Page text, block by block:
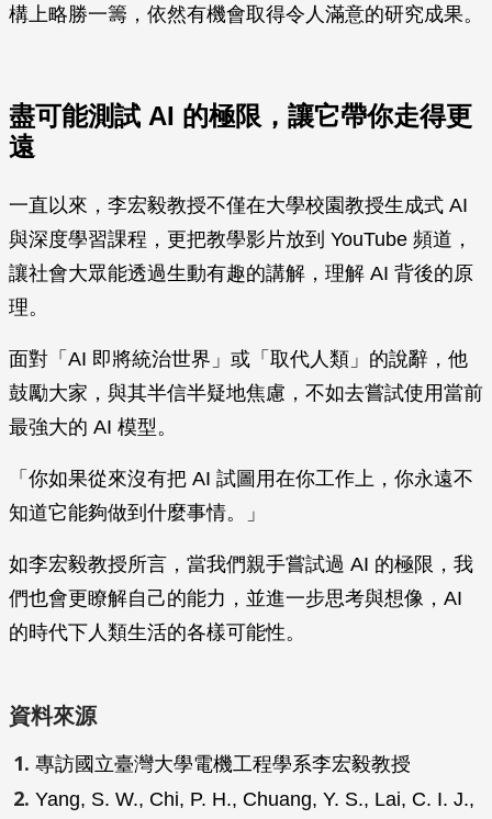
構上略勝一籌，依然有機會取得令人滿意的研究成果。
盡可能測試 AI 的極限，讓它帶你走得更
遠
一直以來，李宏毅教授不僅在大學校園教授生成式 AI
與深度學習課程，更把教學影片放到 YouTube 頻道，
讓社會大眾能透過生動有趣的講解，理解 AI 背後的原
理。
面對「AI 即將統治世界」或「取代人類」的說辭，他
鼓勵大家，與其半信半疑地焦慮，不如去嘗試使用當前
最強大的 AI 模型。
「你如果從來沒有把 AI 試圖用在你工作上，你永遠不
知道它能夠做到什麼事情。」
如李宏毅教授所言，當我們親手嘗試過 AI 的極限，我
們也會更瞭解自己的能力，並進一步思考與想像，AI
的時代下人類生活的各樣可能性。
資料來源
專訪國立臺灣大學電機工程學系李宏毅教授
Yang, S. W., Chi, P. H., Chuang, Y. S., Lai, C. I. J.,